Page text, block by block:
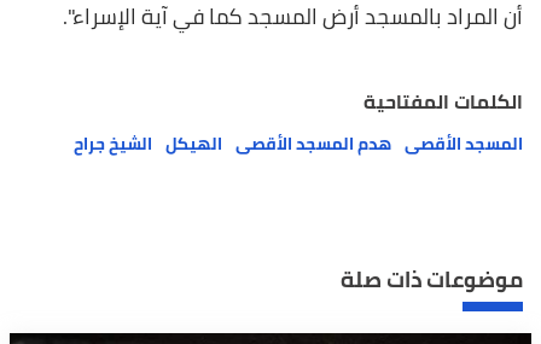
أن المراد بالمسجد أرض المسجد كما في آية الإسراء".
الكلمات المفتاحية
المسجد الأقصى هدم المسجد الأقصى الهيكل الشيخ جراح
موضوعات ذات صلة